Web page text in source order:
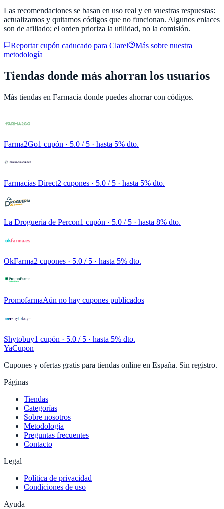
Las recomendaciones se basan en uso real y en vuestras respuestas:
actualizamos y quitamos códigos que no funcionan. Algunos enlaces
son de afiliado; el orden prioriza la utilidad, no la comisión.
Reportar cupón caducado para Clarel
Más sobre nuestra
metodología
Tiendas donde más ahorran los usuarios
Más tiendas en Farmacia donde puedes ahorrar con códigos.
Farma2Go1 cupón · 5.0 / 5 · hasta 5% dto.
Farmacias Direct2 cupones · 5.0 / 5 · hasta 5% dto.
La Drogueria de Percon1 cupón · 5.0 / 5 · hasta 8% dto.
OkFarma2 cupones · 5.0 / 5 · hasta 5% dto.
PromofarmaAún no hay cupones publicados
Shytobuy1 cupón · 5.0 / 5 · hasta 5% dto.
YaCupon
Cupones y ofertas gratis para tiendas online en España. Sin registro.
Páginas
Tiendas
Categorías
Sobre nosotros
Metodología
Preguntas frecuentes
Contacto
Legal
Política de privacidad
Condiciones de uso
Ayuda